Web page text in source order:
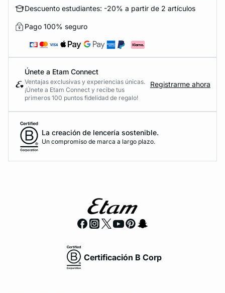
Descuento estudiantes: -20% a partir de 2 artículos
Pago 100% seguro
Únete a Etam Connect
Ventajas exclusivas y experiencias únicas.
¡Únete a Etam Connect y recibe tus
primeros 100 puntos fidelidad de regalo!
Registrarme ahora
La creación de lencería sostenible.
Un compromiso de marca a largo plazo.
Certificación B Corp